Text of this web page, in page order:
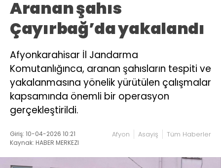
Aranan şahıs
Çayırbağ’da yakalandı
Afyonkarahisar İl Jandarma
Komutanlığınca, aranan şahısların tespiti ve
yakalanmasına yönelik yürütülen çalışmalar
kapsamında önemli bir operasyon
gerçekleştirildi.
Giriş: 10-04-2026 10:21
Kaynak: HABER MERKEZI
Afyon Asayiş Tüm Haberler